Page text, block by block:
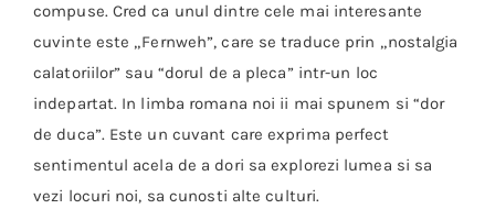
compuse. Cred ca unul dintre cele mai interesante
cuvinte este „Fernweh”, care se traduce prin „nostalgia
calatoriilor” sau “dorul de a pleca” intr-un loc
indepartat. In limba romana noi ii mai spunem si “dor
de duca”. Este un cuvant care exprima perfect
sentimentul acela de a dori sa explorezi lumea si sa
vezi locuri noi, sa cunosti alte culturi.